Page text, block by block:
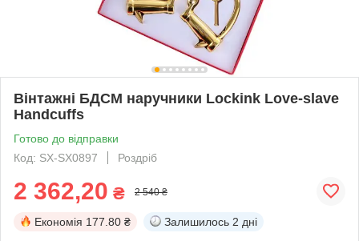
Вінтажні БДСМ наручники Lockink Love-slave
Handcuffs
Готово до відправки
Код: SX-SX0897
Роздріб
2 362,20 ₴ 2 540 ₴
Економія 177.80 ₴ Залишилось 2 дні